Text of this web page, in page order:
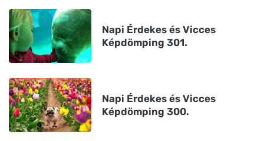
Napi Érdekes és Vicces
Képdömping 301.
Napi Érdekes és Vicces
Képdömping 300.